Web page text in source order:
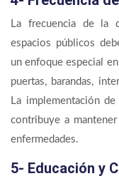
La frecuencia de la
espacios públicos
un enfoque especial
puertas, barandas,
La implementación
contribuye a
enfermedades.
5- Educación y